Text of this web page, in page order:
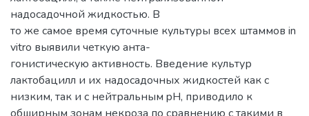
надосадочной жидкостью. В
то же самое время суточные культуры всех штаммов in
vitro выявили четкую анта-
гонистическую активность. Введение культур
лактобацилл и их надосадочных жидкостей как с
низким, так и с нейтральным pH, приводило к